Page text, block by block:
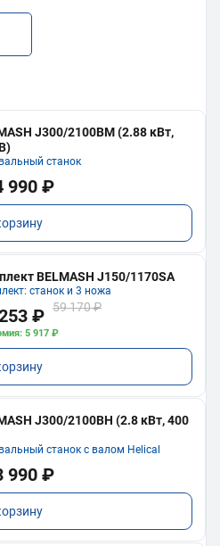
J300/2100ВМ (2.88 кВт,
станок
990 ₽
BELMASH J150/1170SA
станок и 3 ножа
₽ 59 170 ₽
5 917 ₽
J300/2100ВH (2.8 кВт, 400
станок с валом Helical
990 ₽